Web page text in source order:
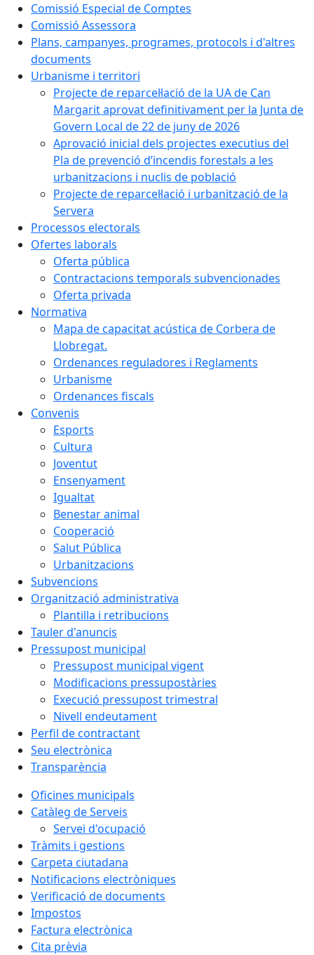
Comissió Especial de Comptes
Comissió Assessora
Plans, campanyes, programes, protocols i d'altres
documents
Urbanisme i territori
Projecte de reparcel·lació de la UA de Can
Margarit aprovat definitivament per la Junta de
Govern Local de 22 de juny de 2026
Aprovació inicial dels projectes executius del
Pla de prevenció d’incendis forestals a les
urbanitzacions i nuclis de població
Projecte de reparcel·lació i urbanització de la
Servera
Processos electorals
Ofertes laborals
Oferta pública
Contractacions temporals subvencionades
Oferta privada
Normativa
Mapa de capacitat acústica de Corbera de
Llobregat.
Ordenances reguladores i Reglaments
Urbanisme
Ordenances fiscals
Convenis
Esports
Cultura
Joventut
Ensenyament
Igualtat
Benestar animal
Cooperació
Salut Pública
Urbanitzacions
Subvencions
Organització administrativa
Plantilla i retribucions
Tauler d'anuncis
Pressupost municipal
Pressupost municipal vigent
Modificacions pressupostàries
Execució pressupost trimestral
Nivell endeutament
Perfil de contractant
Seu electrònica
Transparència
Oficines municipals
Catàleg de Serveis
Servei d'ocupació
Tràmits i gestions
Carpeta ciutadana
Notificacions electròniques
Verificació de documents
Impostos
Factura electrònica
Cita prèvia